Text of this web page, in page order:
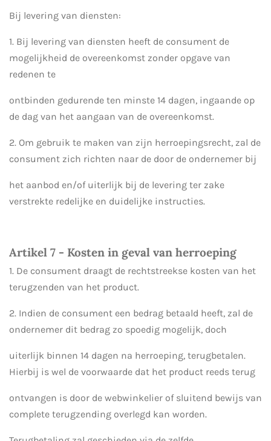
Bij levering van diensten:
1. Bij levering van diensten heeft de consument de
mogelijkheid de overeenkomst zonder opgave van
redenen te
ontbinden gedurende ten minste 14 dagen, ingaande op
de dag van het aangaan van de overeenkomst.
2. Om gebruik te maken van zijn herroepingsrecht, zal de
consument zich richten naar de door de ondernemer bij
het aanbod en/of uiterlijk bij de levering ter zake
verstrekte redelijke en duidelijke instructies.
Artikel 7 - Kosten in geval van herroeping
1. De consument draagt de rechtstreekse kosten van het
terugzenden van het product.
2. Indien de consument een bedrag betaald heeft, zal de
ondernemer dit bedrag zo spoedig mogelijk, doch
uiterlijk binnen 14 dagen na herroeping, terugbetalen.
Hierbij is wel de voorwaarde dat het product reeds terug
ontvangen is door de webwinkelier of sluitend bewijs van
complete terugzending overlegd kan worden.